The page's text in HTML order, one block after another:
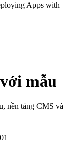
Apps with
mẫu
nền tảng CMS và